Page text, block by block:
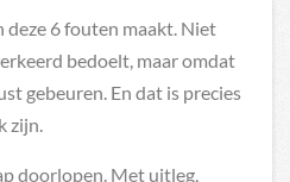
deze 6 fouten maakt. Niet
bedoelt, maar omdat
gebeuren. En dat is precies
zijn.
doorlopen. Met uitleg,